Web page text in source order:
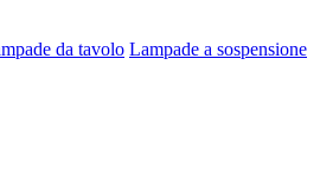
da tavolo Lampade a sospensione